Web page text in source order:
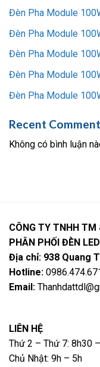
Đèn Pha Module
Đèn Pha Module
Đèn Pha Module
Đèn Pha Module
Đèn Pha Module
Recent
Không có bình luận
CÔNG TY TNHH
PHÂN PHỐI ĐÈN
Địa chỉ: 938 Quang
Hotline:
Email:
LIÊN HỆ
Thứ 2 – Thứ 7: 8h30
Chủ Nhật: 9h – 5h